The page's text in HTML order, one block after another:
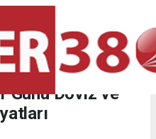
Günü Döviz ve